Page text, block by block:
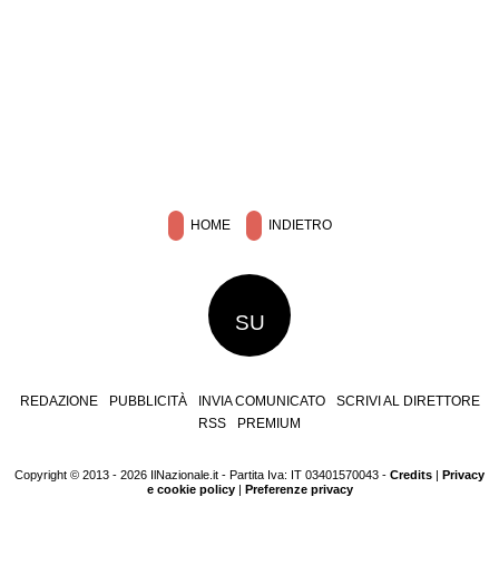
HOME INDIETRO
SU
REDAZIONE PUBBLICITÀ INVIA COMUNICATO
SCRIVI AL DIRETTORE
RSS
PREMIUM
Copyright © 2013 - 2026 IlNazionale.it - Partita Iva: IT 03401570043 - Credits | Privacy
e cookie policy| Preferenze privacy